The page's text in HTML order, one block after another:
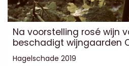
Na voorstelling rosé wijn
beschadigt wijngaarden
Hagelschade 2019